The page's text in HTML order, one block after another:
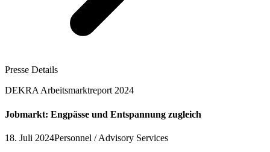
Presse Details
DEKRA Arbeitsmarktreport 2024
Jobmarkt: Engpässe und Entspannung zugleich
18. Juli 2024Personnel / Advisory Services